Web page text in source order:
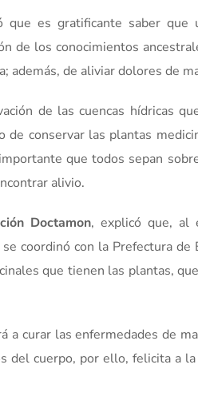
que es gratificante saber que
de los conocimientos
además, de aliviar dolores de
de las cuencas hídricas
conservar las plantas
que todos sepan
alivio.
Doctamon, explicó que, al
coordinó con la Prefectura
que tienen las plantas,
curar las enfermedades de
del cuerpo, por ello, felicita a